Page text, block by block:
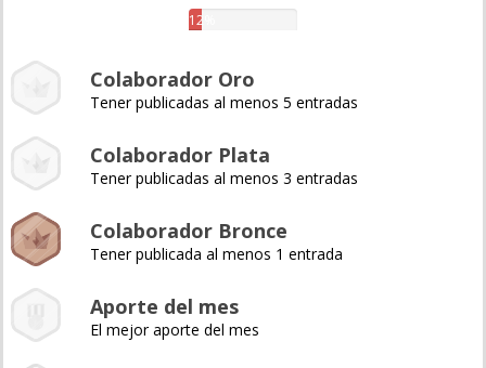
12%
Colaborador Oro
Tener publicadas al menos 5 entradas
Colaborador Plata
Tener publicadas al menos 3 entradas
Colaborador Bronce
Tener publicada al menos 1 entrada
Aporte del mes
El mejor aporte del mes